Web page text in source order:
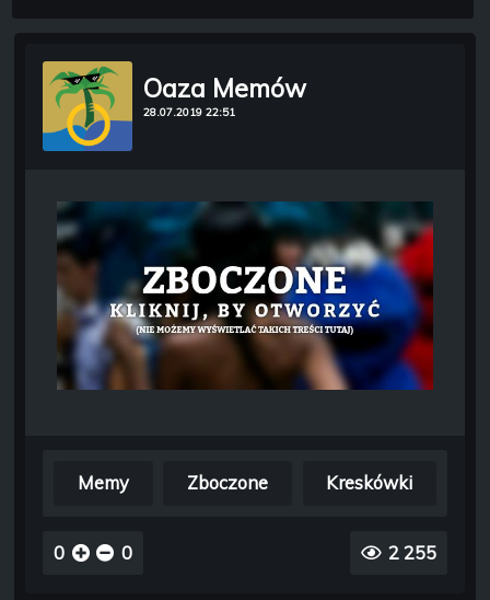
Oaza Memów
28.07.2019 22:51
Memy Zboczone Kreskówki
0 0 2 255